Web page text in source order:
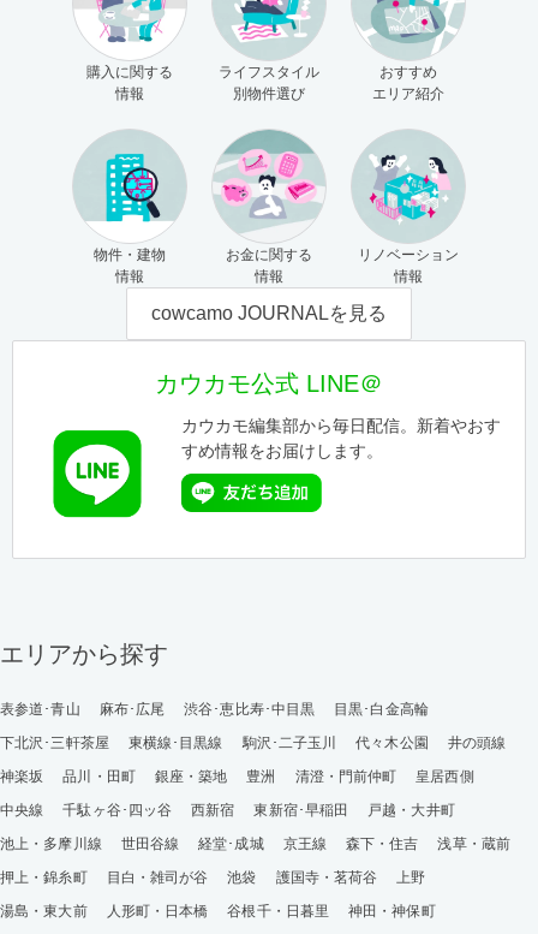
購入に関する
情報
ライフスタイル
別物件選び
おすすめ
エリア紹介
物件・建物
情報
お金に関する
情報
リノベーション
情報
cowcamo JOURNALを見る
カウカモ公式 LINE＠
カウカモ編集部から毎日配信。新着やおす
すめ情報をお届けします。
エリアから探す
表参道･青山 麻布･広尾 渋谷･恵比寿･中目黒
目黒･白金高輪
下北沢･三軒茶屋
東横線･目黒線 駒沢･二子玉川 代々木公園
井の頭線
神楽坂
品川・田町 銀座・築地 豊洲 清澄・門前仲町
皇居西側
中央線
千駄ヶ谷･四ッ谷 西新宿 東新宿･早稲田
戸越・大井町
池上・多摩川線
世田谷線 経堂･成城 京王線 森下・住吉
浅草・蔵前
押上・錦糸町
目白・雑司が谷 池袋 護国寺・茗荷谷
上野
湯島・東大前
人形町・日本橋 谷根千・日暮里
神田・神保町